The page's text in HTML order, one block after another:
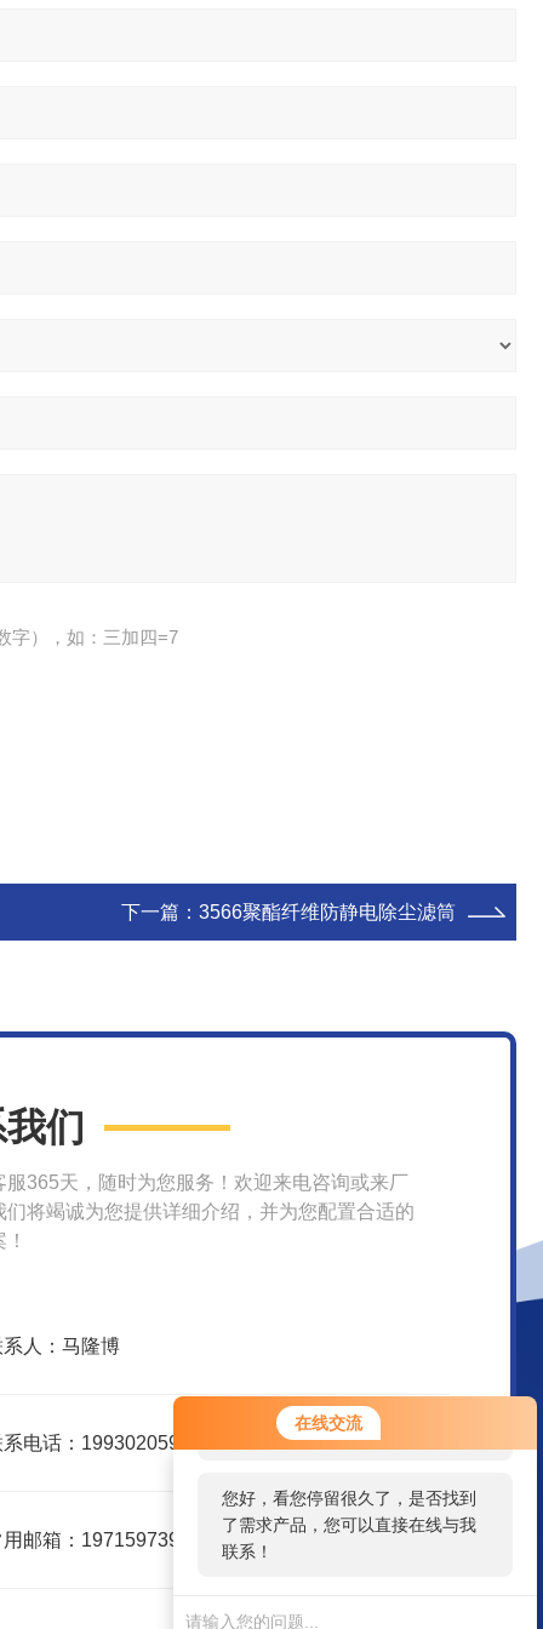
在线交流
您好！欢迎前来咨询，很高兴为您
服务，请问您要咨询什么问题呢？
您好，看您停留很久了，是否找到
了需求产品，您可以直接在线与我
联系！
字），如：三加四=7
下一篇： 3566聚酯纤维防静电除尘滤筒
们
服365天，随时为您服务！欢迎来电咨询或来厂
们将竭诚为您提供详细介绍，并为您配置合适的
系人：马隆博
电话：19930205999
邮箱：1971597396@qq.com